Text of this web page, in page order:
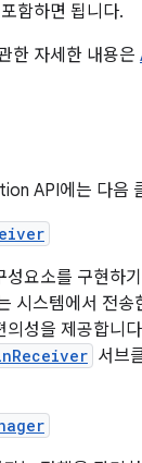
함하면 됩니다.
한 자세한 내용은
API에는 다음
성요소를 구현하
시스템에서 전송
의성을 제공합니
서브